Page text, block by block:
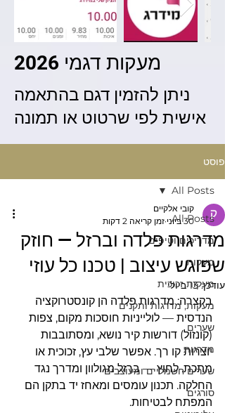
מעקות דגמי 2026
ניתן להזמין דגם בהתאמה
פוסט
All Posts
מדריכים וטיפים
מעקות
מעקות זכוכית
מעקות, מדרגות ותקנים
שערים
מדרגות
שערים חשמליים ומעוצבים
סורגים
All Posts
מדרגות פלדה וברזל — חוזק
שפוגש עיצוב | טכנו כל עוזי
קובי אלקיים
30 ביוני
זמן קריאה 2 דקות
עודכן:13 ביולי
בקצרה: מדרגות פלדה הן קונסטרוקציה
הנדסית — לולייניות חוסכות מקום, צפות
(קונזול) דורשות קיר נושא, ומסתובבות
יוצרות קו רך. אפשר שלבי עץ, זכוכית או
מתכת. לחוץ — ברזל מגולוון ומדרך נגד
החלקה. תכנון עומסים ומאחז יד בתקן הם
המפתח לבטיחות.